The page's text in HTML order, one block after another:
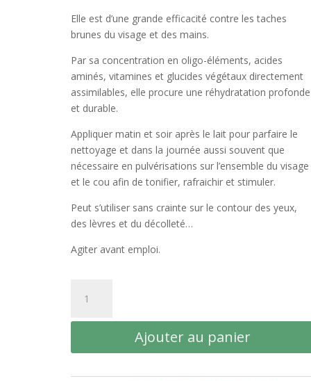
Elle est d’une grande efficacité contre les taches
brunes du visage et des mains.
Par sa concentration en oligo-éléments, acides
aminés, vitamines et glucides végétaux directement
assimilables, elle procure une réhydratation profonde
et durable.
Appliquer matin et soir après le lait pour parfaire le
nettoyage et dans la journée aussi souvent que
nécessaire en pulvérisations sur l’ensemble du visage
et le cou afin de tonifier, rafraichir et stimuler.
Peut s’utiliser sans crainte sur le contour des yeux,
des lèvres et du décolleté…
Agiter avant emploi.
Lotion
Ajouter au panier